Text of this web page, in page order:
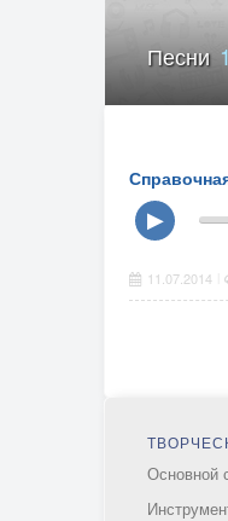
Песни1
▶
11.07.2014
Основной